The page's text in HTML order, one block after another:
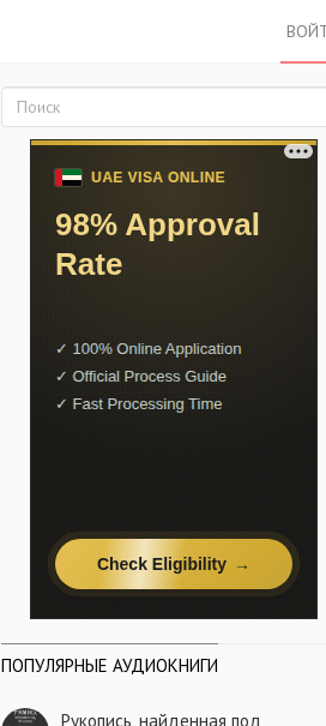
ПОПУЛЯРНЫЕ АУДИОКНИГИ
Рукопись, найденная под